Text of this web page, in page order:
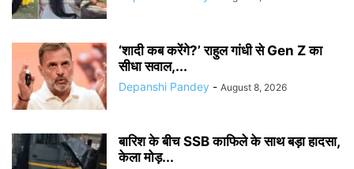
‘शादी कब करेंगे?’ राहुल गांधी से Gen Z का
सीधा सवाल,...
Depanshi Pandey - August 8, 2026
बारिश के बीच SSB काफिले के साथ बड़ा हादसा,
केला मोड़...